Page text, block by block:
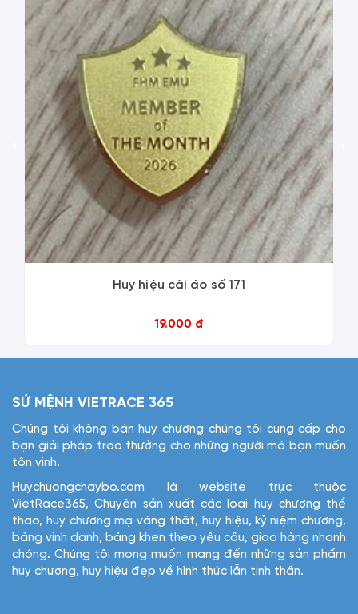
Huy hiệu cài áo số 171
19.000 đ
SỨ MỆNH VIETRACE 365
Chúng tôi không bán huy chương chúng tôi cung cấp cho
bạn giải pháp trao thưởng cho những người mà bạn muốn
tôn vinh.
Huychuongchaybo.com là website trực thuộc
VietRace365, Chuyên sản xuất các loại huy chương thể
thao, huy chương mạ vàng thật, huy hiệu, kỷ niệm chương,
bảng vinh danh, bảng khen theo yêu cầu, giao hàng nhanh
chóng. Chúng tôi mong muốn mang đến những sản phẩm
huy chương, huy hiệu đẹp về hình thức lẫn tinh thần.